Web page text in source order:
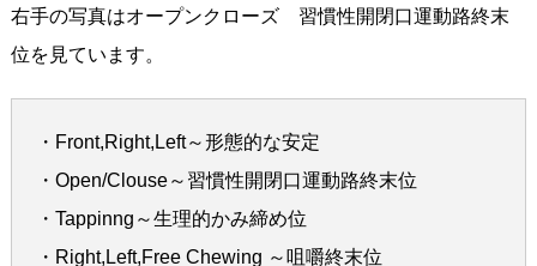
右手の写真はオープンクローズ 習慣性開閉口運動路終末
位を見ています。
・Front,Right,Left～形態的な安定
・Open/Clouse～習慣性開閉口運動路終末位
・Tappinng～生理的かみ締め位
・Right,Left,Free Chewing ～咀嚼終末位